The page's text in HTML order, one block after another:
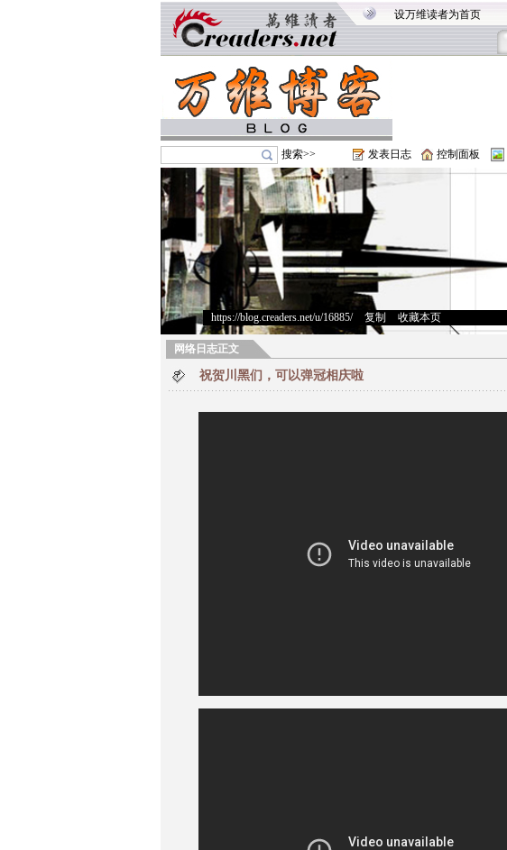
设万维读者为首页
搜索>> 发表日志 控制面板
https://blog.creaders.net/u/16885/> 复制 收藏本页
网络日志正文
祝贺川黑们，可以弹冠相庆啦